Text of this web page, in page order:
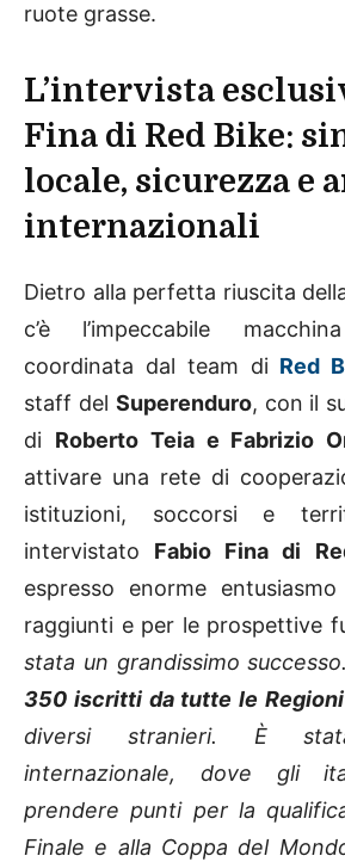
ruote grasse.
L’intervista
Fina di Red Bike:
locale, sicurezza e
internazionali
Dietro alla perfetta riuscita
c’è l’impeccabile
coordinata dal team di Red
staff del Superenduro, con il
di Roberto Teia e Fabrizio
attivare una rete di
istituzioni, soccorsi e
intervistato Fabio Fina di
espresso enorme
raggiunti e per le prospettive
stata un grandissimo
350 iscritti da tutte le Regioni
diversi stranieri. È
internazionale, dove gli
prendere punti per la
Finale e alla Coppa del